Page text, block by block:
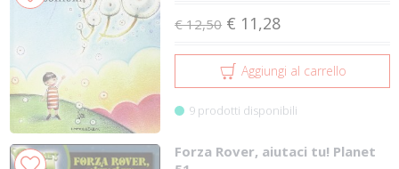
€ 12,50 € 11,28
Aggiungi al carrello
9 prodotti disponibili
Forza Rover, aiutaci tu! Planet